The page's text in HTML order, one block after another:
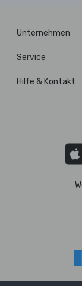
Unternehmen
Service
Hilfe & Kontakt